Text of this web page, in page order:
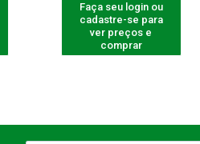
Faça seu login ou
cadastre-se para
ver preços e
comprar